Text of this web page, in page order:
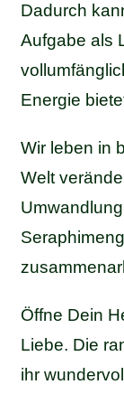
Dadurch
Aufgabe als
Energie
Wir leben in
Welt
Öffne Dein
Liebe. Die
ihr